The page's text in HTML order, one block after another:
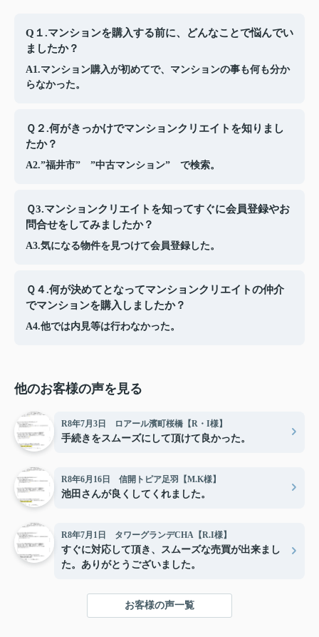
Q１.マンションを購入する前に、どんなことで悩んでい
ましたか？
A1.マンション購入が初めてで、マンションの事も何も分か
らなかった。
Ｑ２.何がきっかけでマンションクリエイトを知りまし
たか？
A2.”福井市” ”中古マンション” で検索。
Ｑ3.マンションクリエイトを知ってすぐに会員登録やお
問合せをしてみましたか？
A3.気になる物件を見つけて会員登録した。
Ｑ４.何が決めてとなってマンションクリエイトの仲介
でマンションを購入しましたか？
A4.他では内見等は行わなかった。
他のお客様の声を見る
R8年7月3日 ロアール濱町桜橋【R・I様】
手続きをスムーズにして頂けて良かった。
R8年6月16日 信開トピア足羽【M.K様】
池田さんが良くしてくれました。
R8年7月1日 タワーグランデCHA【R.I様】
すぐに対応して頂き、スムーズな売買が出来まし
た。ありがとうございました。
お客様の声一覧